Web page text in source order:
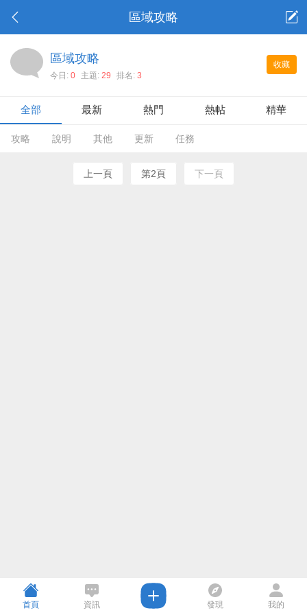
區域攻略
收藏
區域攻略
今日: 0 主題: 29 排名: 3
全部 最新 熱門 熱帖 精華
攻略 說明 其他 更新 任務
上一頁 第2頁 下一頁
首頁 資訊 發現 我的